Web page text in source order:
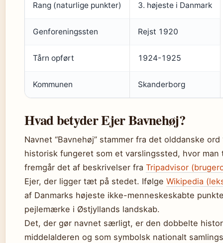
Rang (naturlige punkter) 3. højeste i Danmark
Genforeningssten Rejst 1920
Tårn opført 1924-1925
Kommunen Skanderborg
Hvad betyder Ejer Bavnehøj?
Navnet “Bavnehøj” stammer fra det olddanske
historisk fungeret som et varslingssted, hvor
fremgår det af beskrivelser fra Tripadvisor
Ejer, der ligger tæt på stedet. Ifølge Wikipedia
af Danmarks højeste ikke-menneskeskabte
pejlemærke i Østjyllands landskab.
Det, der gør navnet særligt, er den dobbelte
middelalderen og som symbolsk nationalt